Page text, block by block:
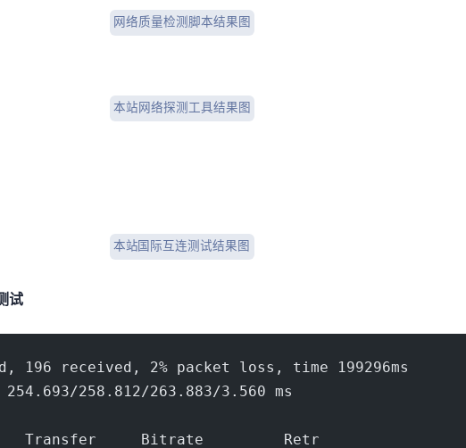
网络质量检测脚本结果图
本站网络探测工具结果图
本站 Tcpping 国际互连测试结果图
测试
196 received, 2% packet loss, time 199296ms
258.812/263.883/3.560 ms
Transfer     Bitrate         Retr